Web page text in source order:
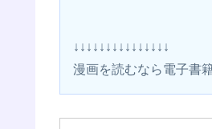
↓↓↓↓↓↓↓↓↓↓↓↓↓↓↓
漫画を読むなら電子書